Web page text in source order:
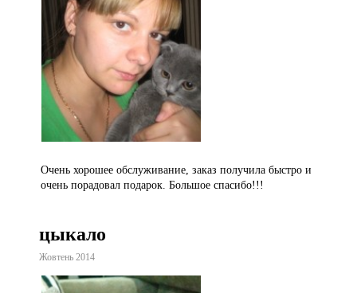
Очень хорошее обслуживание, заказ получила быстро и
очень порадовал подарок. Большое спасибо!!!
цыкало
Жовтень 2014